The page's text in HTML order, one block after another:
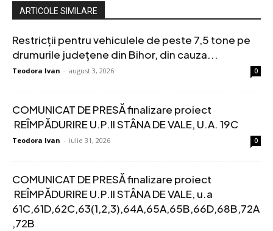
ARTICOLE SIMILARE
Restricții pentru vehiculele de peste 7,5 tone pe
drumurile județene din Bihor, din cauza...
Teodora Ivan - august 3, 2026 0
COMUNICAT DE PRESĂ finalizare proiect
REÎMPĂDURIRE U.P.II STÂNA DE VALE, U.A. 19C
Teodora Ivan - iulie 31, 2026 0
COMUNICAT DE PRESĂ finalizare proiect
REÎMPĂDURIRE U.P.II STÂNA DE VALE, u.a
61C,61D,62C,63(1,2,3),64A,65A,65B,66D,68B,72A
,72B